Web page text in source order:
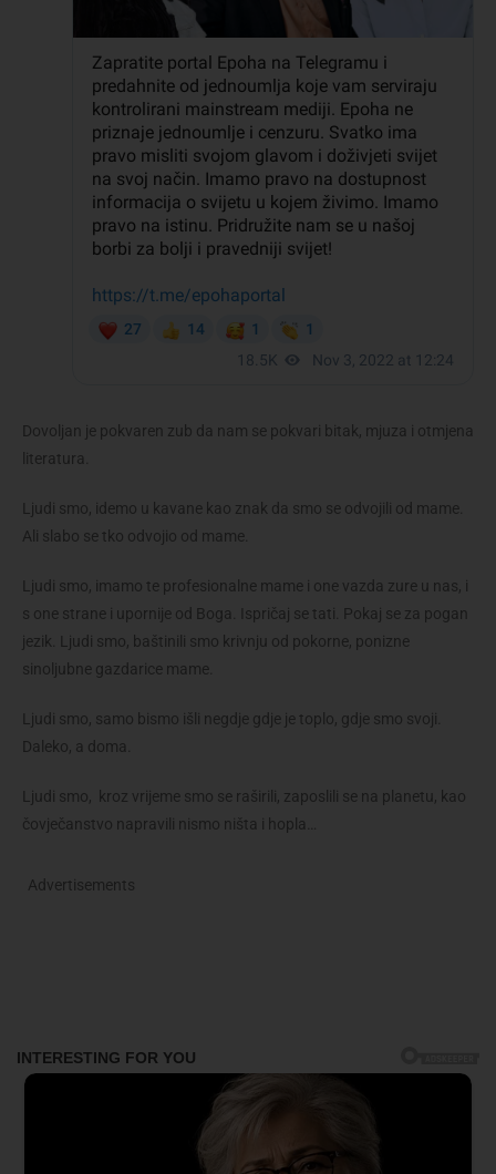
Dovoljan je pokvaren zub da nam se pokvari bitak, mjuza i otmjena
literatura.
Ljudi smo, idemo u kavane kao znak da smo se odvojili od mame.
Ali slabo se tko odvojio od mame.
Ljudi smo, imamo te profesionalne mame i one vazda zure u nas, i
s one strane i upornije od Boga. Ispričaj se tati. Pokaj se za pogan
jezik. Ljudi smo, baštinili smo krivnju od pokorne, ponizne
sinoljubne gazdarice mame.
Ljudi smo, samo bismo išli negdje gdje je toplo, gdje smo svoji.
Daleko, a doma.
Ljudi smo, kroz vrijeme smo se raširili, zaposlili se na planetu, kao
čovječanstvo napravili nismo ništa i hopla…
Advertisements